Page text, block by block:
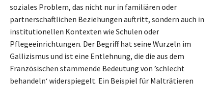
soziales Problem, das nicht nur in familiären oder
partnerschaftlichen Beziehungen auftritt, sondern auch in
institutionellen Kontexten wie Schulen oder
Pflegeeinrichtungen. Der Begriff hat seine Wurzeln im
Gallizismus und ist eine Entlehnung, die die aus dem
Französischen stammende Bedeutung von ’schlecht
behandeln‘ widerspiegelt. Ein Beispiel für Malträtieren